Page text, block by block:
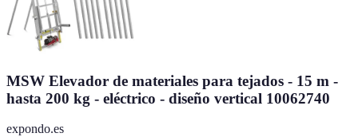
MSW Elevador de materiales para tejados - 15 m -
hasta 200 kg - eléctrico - diseño vertical 10062740
expondo.es